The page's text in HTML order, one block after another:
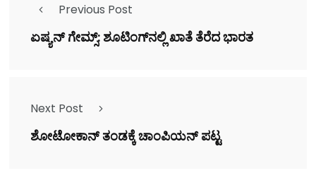
Previous Post
ಏಷ್ಯನ್ ಗೇಮ್ಸ್: ಶೂಟಿಂಗ್‌ನಲ್ಲಿ ಖಾತೆ ತೆರೆದ ಭಾರತ
Next Post
ಶೋಟೋಕಾನ್ ತಂಡಕ್ಕೆ ಚಾಂಪಿಯನ್ ಪಟ್ಟ